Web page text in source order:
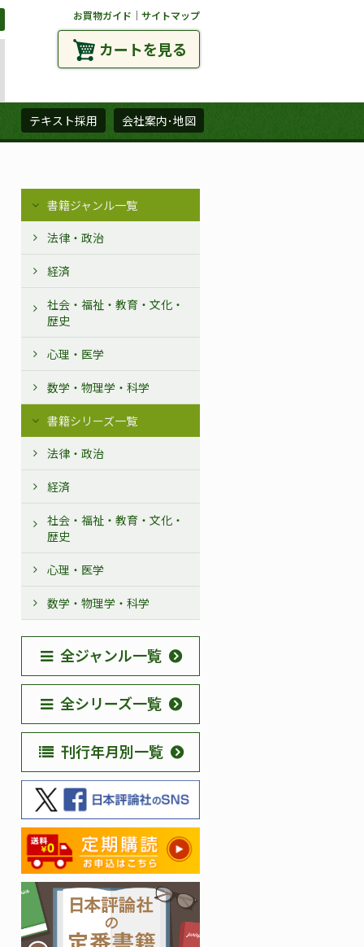
お買物ガイド ｜ サイトマップ
カートを見る
テキスト採用 会社案内･地図
書籍ジャンル一覧
法律・政治
経済
社会・福祉・教育・文化・
歴史
心理・医学
数学・物理学・科学
書籍シリーズ一覧
法律・政治
経済
社会・福祉・教育・文化・
歴史
心理・医学
数学・物理学・科学
全ジャンル一覧
全シリーズ一覧
刊行年月別一覧